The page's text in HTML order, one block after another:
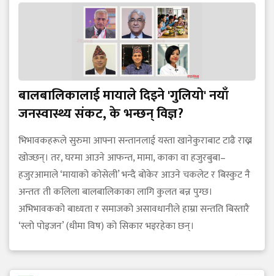
बालबालिकालाई मायाले दिइने 'गुलियो' नयाँ
जनस्वास्थ्य संकट, के भन्छन् विज्ञ?
भिभावकहरूले सुरुमा आफ्ना सन्तानलाई यस्ता खानेकुराबाट टाढै राख्न
खोज्छन्। तर, घरमा आउने आफन्त, मामा, काका वा हजुरबुबा–
हजुरआमाले ‘मायाको कोसेली’ भन्दै बोकेर आउने चकलेट र बिस्कुट नै
अन्ततः ती कलिला बालबालिकाका लागि कुलत बन्न पुग्छ।
अभिभावकको बाध्यता र समाजको असावधानीले हाम्रा सन्तति बिस्तारै
‘स्लो पोइजन’ (धीमा विष) को सिकार भइरहेका छन्।